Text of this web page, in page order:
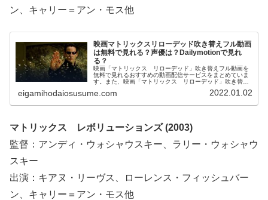
ン、キャリー＝アン・モス他
映画マトリックスリローデッド吹き替えフル動画
は無料で見れる？声優は？Dailymotionで見れ
る？
映画「マトリックス リローデッド」吹き替えフル動画を
無料で見れるおすすめの動画配信サービスをまとめていま
す。また、映画「マトリックス リローデッド」吹き替え
見れるかも調べています。そして、映画「マトリックス
伝えしていますので、動画配信サービス選びや映画本編を
eigamihodaiosusume.com 2022.01.02
マトリックス レボリューションズ (2003)
監督：アンディ・ウォシャウスキー、ラリー・ウォシャウ
スキー
出演：キアヌ・リーヴス、ローレンス・フィッシュバー
ン、キャリー＝アン・モス他